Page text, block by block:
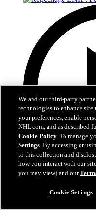
Repêchage LNH :
We and our third-party
technologies to enhance site
your preferences, enable
NHL.com, and as described
Cookie Policy. To manage
Settings. By accessing or
to this collection and
how you interact with our
you may view) and our
Cookie Settings